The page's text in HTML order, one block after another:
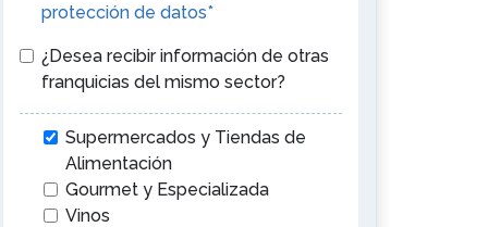
protección de datos*
¿Desea recibir información de otras
franquicias del mismo sector?
Supermercados y Tiendas de
Alimentación
Gourmet y Especializada
Vinos